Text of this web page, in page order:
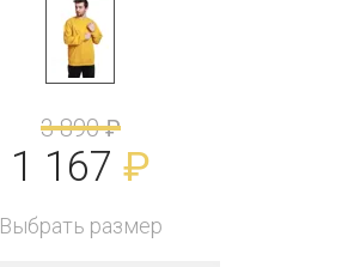
3 890 ₽
1 167 ₽
Выбрать размер